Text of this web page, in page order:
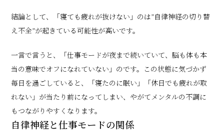
結論として、「寝ても疲れが抜けない」のは”自律神経の切り替
え不全”が起きている可能性が高いです。
一言で言うと、「仕事モードが夜まで続いていて、脳も体も本
当の意味でオフになれていない」のです。この状態に気づかず
毎日を過ごしていると、「寝たのに眠い」「休日でも疲れが取
れない」が当たり前になってしまい、やがてメンタルの不調に
もつながりやすくなります。
自律神経と仕事モードの関係